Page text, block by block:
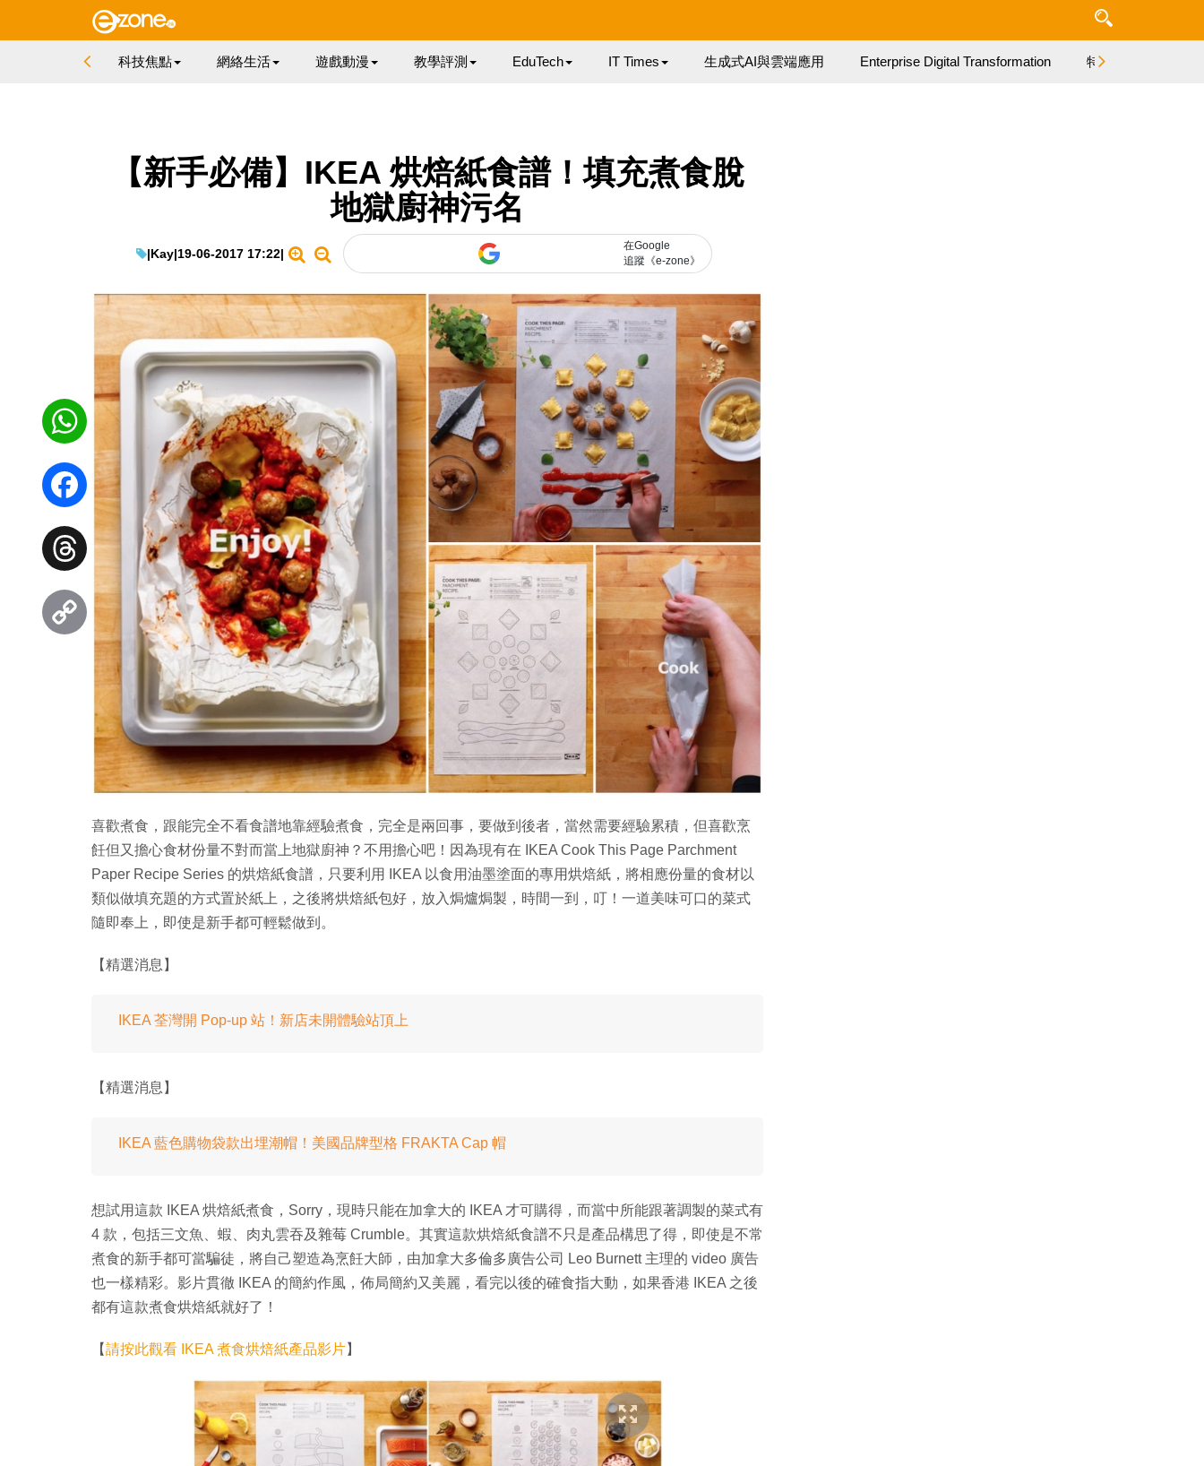
科技焦點 網絡生活 遊戲動漫 教學評測 EduTech IT Times 生成式AI與雲端應用 Enterprise Digital Transformation 特集
【新手必備】IKEA 烘焙紙食譜！填充煮食脫
地獄廚神污名
|Kay|19-06-2017 17:22|
在Google
追蹤《e-zone》
喜歡煮食，跟能完全不看食譜地靠經驗煮食，完全是兩回事，要做到後者，當然需要經驗累積，但喜歡烹
飪但又擔心食材份量不對而當上地獄廚神？不用擔心吧！因為現有在 IKEA Cook This Page Parchment
Paper Recipe Series 的烘焙紙食譜，只要利用 IKEA 以食用油墨塗面的專用烘焙紙，將相應份量的食材以
類似做填充題的方式置於紙上，之後將烘焙紙包好，放入焗爐焗製，時間一到，叮！一道美味可口的菜式
隨即奉上，即使是新手都可輕鬆做到。
【精選消息】
IKEA 荃灣開 Pop-up 站！新店未開體驗站頂上
【精選消息】
IKEA 藍色購物袋款出埋潮帽！美國品牌型格 FRAKTA Cap 帽
想試用這款 IKEA 烘焙紙煮食，Sorry，現時只能在加拿大的 IKEA 才可購得，而當中所能跟著調製的菜式有
4 款，包括三文魚、蝦、肉丸雲吞及雜莓 Crumble。其實這款烘焙紙食譜不只是產品構思了得，即使是不常
煮食的新手都可當騙徒，將自己塑造為烹飪大師，由加拿大多倫多廣告公司 Leo Burnett 主理的 video 廣告
也一樣精彩。影片貫徹 IKEA 的簡約作風，佈局簡約又美麗，看完以後的確食指大動，如果香港 IKEA 之後
都有這款煮食烘焙紙就好了！
【請按此觀看 IKEA 煮食烘焙紙產品影片】
WhatsApp
Facebook
Threads
Copy